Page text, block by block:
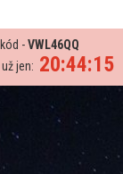
-VWL46QQ
20:44:15
jen: